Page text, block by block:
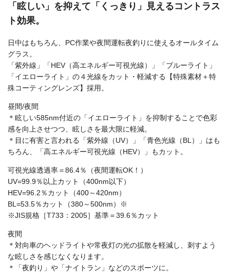
「眩しい」を抑えて「くっきり」見えるコントラス
ト効果。
日中はもちろん、PC作業や夜間運転夜釣りに使えるオールタイム
グラス。
「紫外線」「HEV（高エネルギー可視光線）」「ブルーライト」
「イエローライト」の４光線をカット・軽減する【特殊素材＋特
殊コーティングレンズ】採用。
昼間/夜間
＊眩しい585nm付近の「イエローライト」を抑制することで色彩
感を向上させつつ、眩しさを最大限に軽減。
＊目に有害と言われる「紫外線（UV）」「青色光線（BL）」はも
ちろん、「高エネルギー可視光線（HEV）」もカット。
可視光線透過率＝86.4％（夜間運転OK！）
UV=99.9％以上カット（400nm以下）
HEV=96.2％カット（400～420nm）
BL=53.5％カット（380～500nm）※
※JIS規格［T733：2005］基準＝39.6％カット
夜間
＊対向車のヘッドライトや常夜灯の光の拡散を軽減し、刺すよう
な眩しさを感じなくなります。
＊「夜釣り」や「ナイトラン」などのスポーツに。